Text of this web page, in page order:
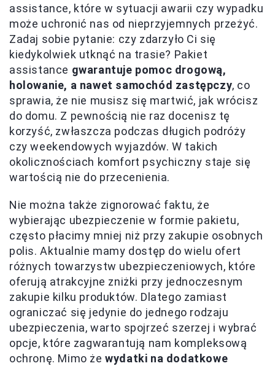
assistance, które w sytuacji awarii czy wypadku
może uchronić nas od nieprzyjemnych przeżyć.
Zadaj sobie pytanie: czy zdarzyło Ci się
kiedykolwiek utknąć na trasie? Pakiet
assistance gwarantuje pomoc drogową,
holowanie, a nawet samochód zastępczy, co
sprawia, że nie musisz się martwić, jak wrócisz
do domu. Z pewnością nie raz docenisz tę
korzyść, zwłaszcza podczas długich podróży
czy weekendowych wyjazdów. W takich
okolicznościach komfort psychiczny staje się
wartością nie do przecenienia.
Nie można także zignorować faktu, że
wybierając ubezpieczenie w formie pakietu,
często płacimy mniej niż przy zakupie osobnych
polis. Aktualnie mamy dostęp do wielu ofert
różnych towarzystw ubezpieczeniowych, które
oferują atrakcyjne zniżki przy jednoczesnym
zakupie kilku produktów. Dlatego zamiast
ograniczać się jedynie do jednego rodzaju
ubezpieczenia, warto spojrzeć szerzej i wybrać
opcje, które zagwarantują nam kompleksową
ochronę. Mimo żewydatki na dodatkowe